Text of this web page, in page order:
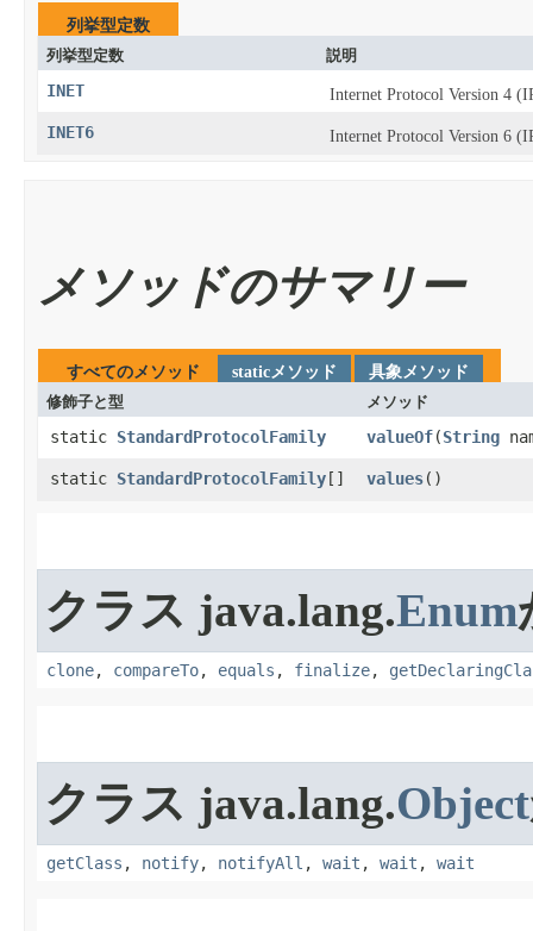
列挙型定数
列挙型定数
説明
INET Internet Protocol Version 4
INET6 Internet Protocol Version 6
メソッドのサマリー
すべてのメソッド staticメソッド
具象メソッド
修飾子と型
メソッド
static StandardProtocolFamily valueOf​(String
static StandardProtocolFamily [] values​()
クラス java.lang.Enum
clone, compareTo, equals , finalize,
クラス java.lang.Object
getClass , notify, notifyAll , wait , wait , wait